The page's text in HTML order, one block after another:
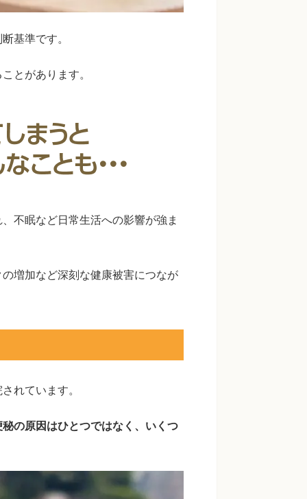
基準です。
とがあります。
不眠など日常生活への影響が強ま
増加など深刻な健康被害につなが
れています。
の原因はひとつではなく、いくつ